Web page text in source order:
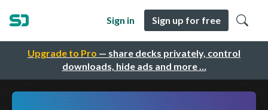
Upgrade to Pro — share decks privately, control
downloads, hide ads and more …
Sign in Sign up for free